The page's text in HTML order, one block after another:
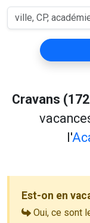
Cravans
l'
Est-on en
Oui, ce sont